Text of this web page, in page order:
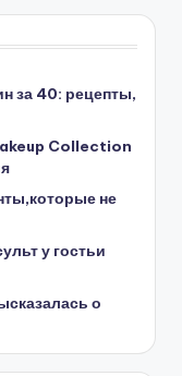
за 40: рецепты,
Collection
не
у гостьи
о